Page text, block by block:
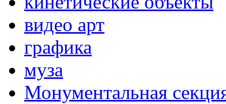
видео арт
графика
муза
Монументальная